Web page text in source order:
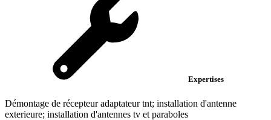
Expertises
Démontage de récepteur adaptateur tnt; installation d'antenne
exterieure; installation d'antennes tv et paraboles